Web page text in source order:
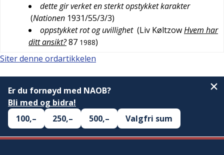
dette gir verket en sterkt opstykket karakter
(Nationen 1931/55/3/3)
oppstykket rot og uvillighet (Liv KøltzowHvem har
ditt ansikt?87 1988)
Siter denne ordartikkelen
Er du fornøyd med NAOB?
Bli med og bidra!
100,–
250,– 500,– Valgfri sum